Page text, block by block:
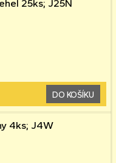
25ks; J25N
DO KOŠÍKU
4ks; J4W